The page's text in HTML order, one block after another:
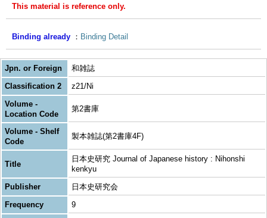
This material is reference only.
Binding already Binding Detail
Jpn. or Foreign
和雑誌
Classification 2
z21/Ni
Volume -
Location Code
第2書庫
Volume - Shelf
Code
製本雑誌(第2書庫4F)
Title
日本史研究 Journal of Japanese history : Nihonshi
kenkyu
Publisher
日本史研究会
Frequency
9